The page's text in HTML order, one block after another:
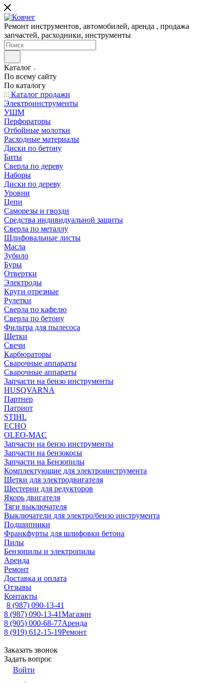
Ремонт инструментов, автомобилей, аренда , продажа
запчастей, расходники, инструменты
Каталог
По всему сайту
По каталогу
Каталог продажи
Электроинструменты
УШМ
Перфораторы
Отбойные молотки
Расходные материалы
Диски по бетону
Биты
Сверла по дереву
Наборы
Диски по дереву
Уровни
Цепи
Саморезы и гвозди
Средства индивидуальной защиты
Сверла по металлу
Шлифовальные листы
Масла
Зубило
Буры
Отвертки
Электроды
Круги отрезные
Рулетки
Сверла по кафелю
Сверла по бетону
Фильтра для пылесоса
Щетки
Свечи
Карбюраторы
Сварочные аппараты
Сварочные аппараты
Запчасти на бензо инструменты
HUSQVARNA
Партнер
Патриот
STIHL
ECHO
OLEO-MAC
Запчасти на бензо инструменты
Запчасти на бензокосы
Запчасти на Бензопилы
Комплектующие для электроинструмента
Щетки для электродвигателя
Шестерни для редукторов
Якорь двигателя
Тяги выключателя
Выключатели для электро/бензо инструмента
Подшипники
Франкфурты для шлифовки бетона
Пилы
Бензопилы и электропилы
Аренда
Ремонт
Доставка и оплата
Отзывы
Контакты
8 (987) 090-13-41
8 (987) 090-13-41Магазин
8 (905) 000-68-77Аренда
8 (919) 612-15-19Ремонт
Заказать звонок
Задать вопрос
Войти